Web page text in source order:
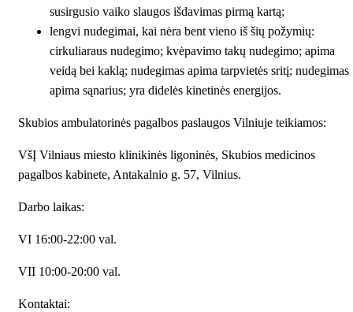
susirgusio vaiko slaugos išdavimas pirmą kartą;
lengvi nudegimai, kai nėra bent vieno iš šių požymių:
cirkuliaraus nudegimo; kvėpavimo takų nudegimo; apima
veidą bei kaklą; nudegimas apima tarpvietės sritį; nudegimas
apima sąnarius; yra didelės kinetinės energijos.
Skubios ambulatorinės pagalbos paslaugos Vilniuje teikiamos:
VšĮ Vilniaus miesto klinikinės ligoninės, Skubios medicinos
pagalbos kabinete, Antakalnio g. 57, Vilnius.
Darbo laikas:
VI 16:00-22:00 val.
VII 10:00-20:00 val.
Kontaktai: